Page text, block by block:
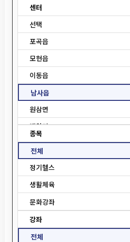
센터
선택
포곡읍
모현읍
이동읍
남사읍
원삼면
백암면
양지읍
중앙동
역북동
유림1동
동부동
삼가동
종목
전체
정기헬스
생활체육
문화강좌
강좌
전체